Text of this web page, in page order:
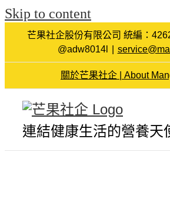
Skip to content
芒果社企股份有限公司 統編：
@adw8014l
關於芒果社企 | About
連結健康生活的營養天